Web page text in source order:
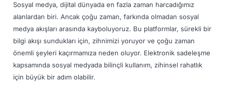
Sosyal medya, dijital dünyada en fazla zaman harcadığımız
alanlardan biri. Ancak çoğu zaman, farkında olmadan sosyal
medya akışları arasında kayboluyoruz. Bu platformlar, sürekli bir
bilgi akışı sundukları için, zihnimizi yoruyor ve çoğu zaman
önemli şeyleri kaçırmamıza neden oluyor. Elektronik sadeleşme
kapsamında sosyal medyada bilinçli kullanım, zihinsel rahatlık
için büyük bir adım olabilir.